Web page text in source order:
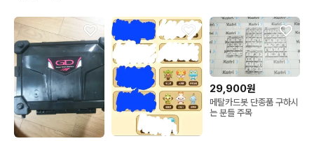
29,900원
메탈카드봇 단종품 구하시
는 분들 주목